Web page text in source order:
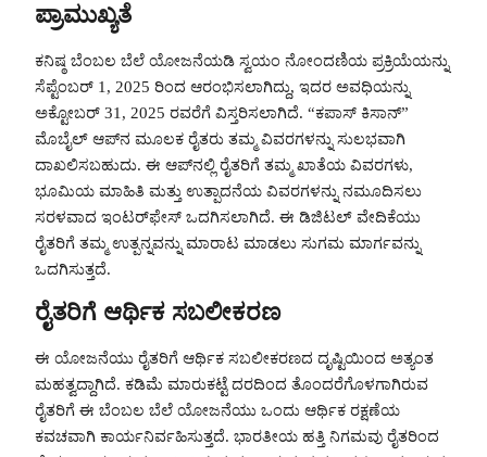
ಪ್ರಾಮುಖ್ಯತೆ
ಕನಿಷ್ಠ ಬೆಂಬಲ ಬೆಲೆ ಯೋಜನೆಯಡಿ ಸ್ವಯಂ ನೋಂದಣಿಯ ಪ್ರಕ್ರಿಯೆಯನ್ನು
ಸೆಪ್ಟೆಂಬರ್ 1, 2025 ರಿಂದ ಆರಂಭಿಸಲಾಗಿದ್ದು, ಇದರ ಅವಧಿಯನ್ನು
ಅಕ್ಟೋಬರ್ 31, 2025 ರವರೆಗೆ ವಿಸ್ತರಿಸಲಾಗಿದೆ. “ಕಪಾಸ್ ಕಿಸಾನ್”
ಮೊಬೈಲ್ ಆಪ್‌ನ ಮೂಲಕ ರೈತರು ತಮ್ಮ ವಿವರಗಳನ್ನು ಸುಲಭವಾಗಿ
ದಾಖಲಿಸಬಹುದು. ಈ ಆಪ್‌ನಲ್ಲಿ ರೈತರಿಗೆ ತಮ್ಮ ಖಾತೆಯ ವಿವರಗಳು,
ಭೂಮಿಯ ಮಾಹಿತಿ ಮತ್ತು ಉತ್ಪಾದನೆಯ ವಿವರಗಳನ್ನು ನಮೂದಿಸಲು
ಸರಳವಾದ ಇಂಟರ್‌ಫೇಸ್ ಒದಗಿಸಲಾಗಿದೆ. ಈ ಡಿಜಿಟಲ್ ವೇದಿಕೆಯು
ರೈತರಿಗೆ ತಮ್ಮ ಉತ್ಪನ್ನವನ್ನು ಮಾರಾಟ ಮಾಡಲು ಸುಗಮ ಮಾರ್ಗವನ್ನು
ಒದಗಿಸುತ್ತದೆ.
ರೈತರಿಗೆ ಆರ್ಥಿಕ ಸಬಲೀಕರಣ
ಈ ಯೋಜನೆಯು ರೈತರಿಗೆ ಆರ್ಥಿಕ ಸಬಲೀಕರಣದ ದೃಷ್ಟಿಯಿಂದ ಅತ್ಯಂತ
ಮಹತ್ವದ್ದಾಗಿದೆ. ಕಡಿಮೆ ಮಾರುಕಟ್ಟೆ ದರದಿಂದ ತೊಂದರೆಗೊಳಗಾಗಿರುವ
ರೈತರಿಗೆ ಈ ಬೆಂಬಲ ಬೆಲೆ ಯೋಜನೆಯು ಒಂದು ಆರ್ಥಿಕ ರಕ್ಷಣೆಯ
ಕವಚವಾಗಿ ಕಾರ್ಯನಿರ್ವಹಿಸುತ್ತದೆ. ಭಾರತೀಯ ಹತ್ತಿ ನಿಗಮವು ರೈತರಿಂದ